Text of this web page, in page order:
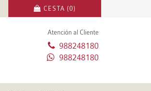
CESTA (0)
Atención al Cliente
988248180
988248180